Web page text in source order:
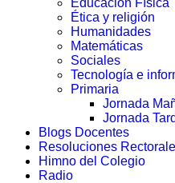
Educación Física
Ética y religión
Humanidades
Matemáticas
Sociales
Tecnología e
Primaria
Jornada
Jornada
Blogs Docentes
Resoluciones
Himno del Colegio
Radio